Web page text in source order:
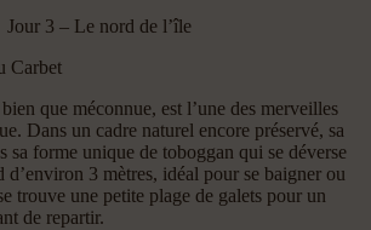
Jour 3 – Le nord de l’île
Carbet
que méconnue, est l’une des merveilles
Dans un cadre naturel encore préservé, sa
sa forme unique de toboggan qui se déverse
d’environ 3 mètres, idéal pour se baigner ou
trouve une petite plage de galets pour un
de repartir.